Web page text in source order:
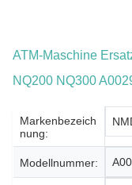
ATM-Maschine
NQ200 NQ300
Markenbezeich
Nung:
Modellnummer: